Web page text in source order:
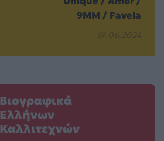
9MM / Favela
19.06.2024
Βιογραφικά
Ελλήνων
Καλλιτεχνών